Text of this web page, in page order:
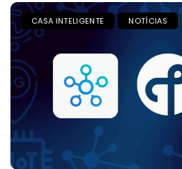
CASA INTELIGENTE NOTÍCIAS